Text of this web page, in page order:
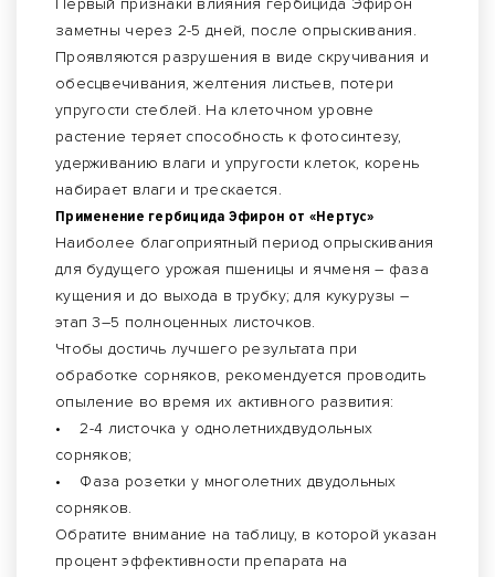
Первый признаки влияния гербицида Эфирон
заметны через 2-5 дней, после опрыскивания.
Проявляются разрушения в виде скручивания и
обесцвечивания, желтения листьев, потери
упругости стеблей. На клеточном уровне
растение теряет способность к фотосинтезу,
удерживанию влаги и упругости клеток, корень
набирает влаги и трескается.
Применение гербицида Эфирон от «Нертус»
Наиболее благоприятный период опрыскивания
для будущего урожая пшеницы и ячменя – фаза
кущения и до выхода в трубку; для кукурузы –
этап 3–5 полноценных листочков.
Чтобы достичь лучшего результата при
обработке сорняков, рекомендуется проводить
опыление во время их активного развития:
• 2-4 листочка у однолетнихдвудольных
сорняков;
• Фаза розетки у многолетних двудольных
сорняков.
Обратите внимание на таблицу, в которой указан
процент эффективности препарата на